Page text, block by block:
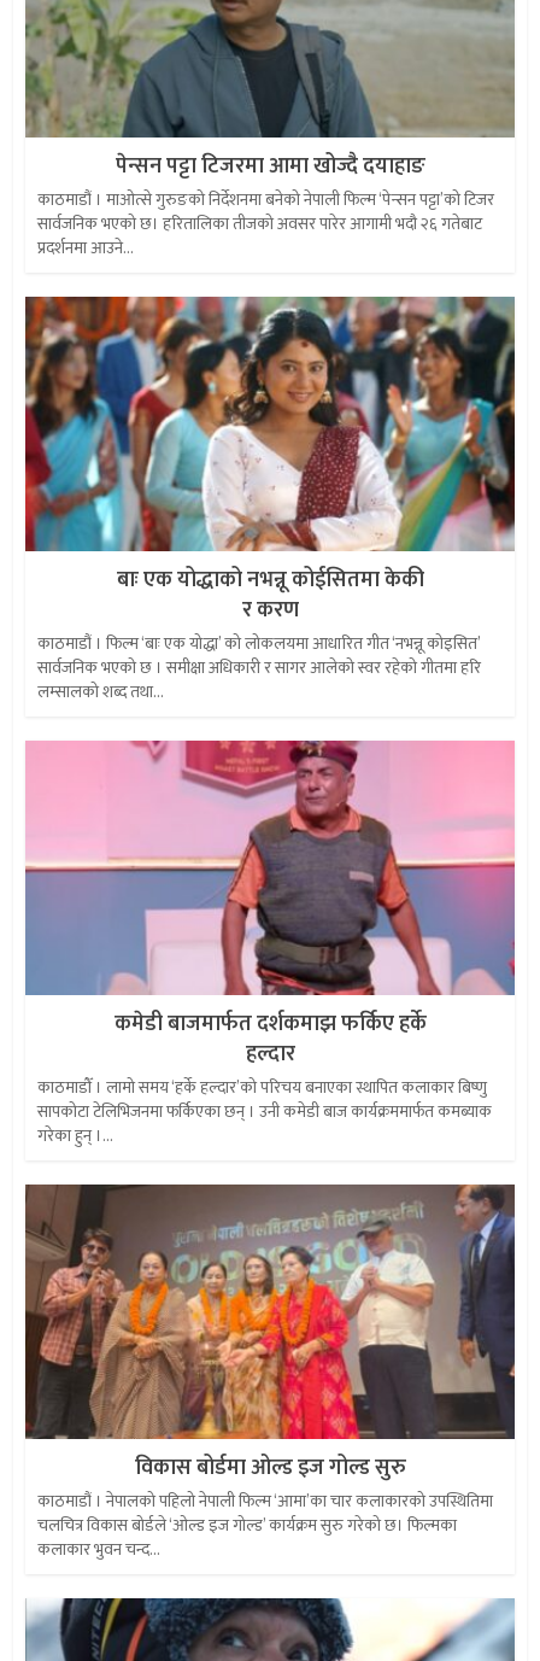
पेन्सन पट्टा टिजरमा आमा खोज्दै दयाहाङ
काठमाडौं । माओत्से गुरुङको निर्देशनमा बनेको नेपाली फिल्म ‘पेन्सन पट्टा’को टिजर
सार्वजनिक भएको छ। हरितालिका तीजको अवसर पारेर आगामी भदौ २६ गतेबाट
प्रदर्शनमा आउने...
बाः एक योद्धाको नभन्नू कोईसितमा केकी
र करण
काठमाडौं । फिल्म ‘बाः एक योद्धा’ को लोकलयमा आधारित गीत ‘नभन्नू कोइसित’
सार्वजनिक भएको छ । समीक्षा अधिकारी र सागर आलेको स्वर रहेको गीतमा हरि
लम्सालको शब्द तथा...
कमेडी बाजमार्फत दर्शकमाझ फर्किए हर्के
हल्दार
काठमाडौँ । लामो समय ‘हर्के हल्दार’को परिचय बनाएका स्थापित कलाकार बिष्णु
सापकोटा टेलिभिजनमा फर्किएका छन् । उनी कमेडी बाज कार्यक्रममार्फत कमब्याक
गरेका हुन् ।...
विकास बोर्डमा ओल्ड इज गोल्ड सुरु
काठमाडौं । नेपालको पहिलो नेपाली फिल्म ‘आमा’का चार कलाकारको उपस्थितिमा
चलचित्र विकास बोर्डले ‘ओल्ड इज गोल्ड’ कार्यक्रम सुरु गरेको छ। फिल्मका
कलाकार भुवन चन्द...